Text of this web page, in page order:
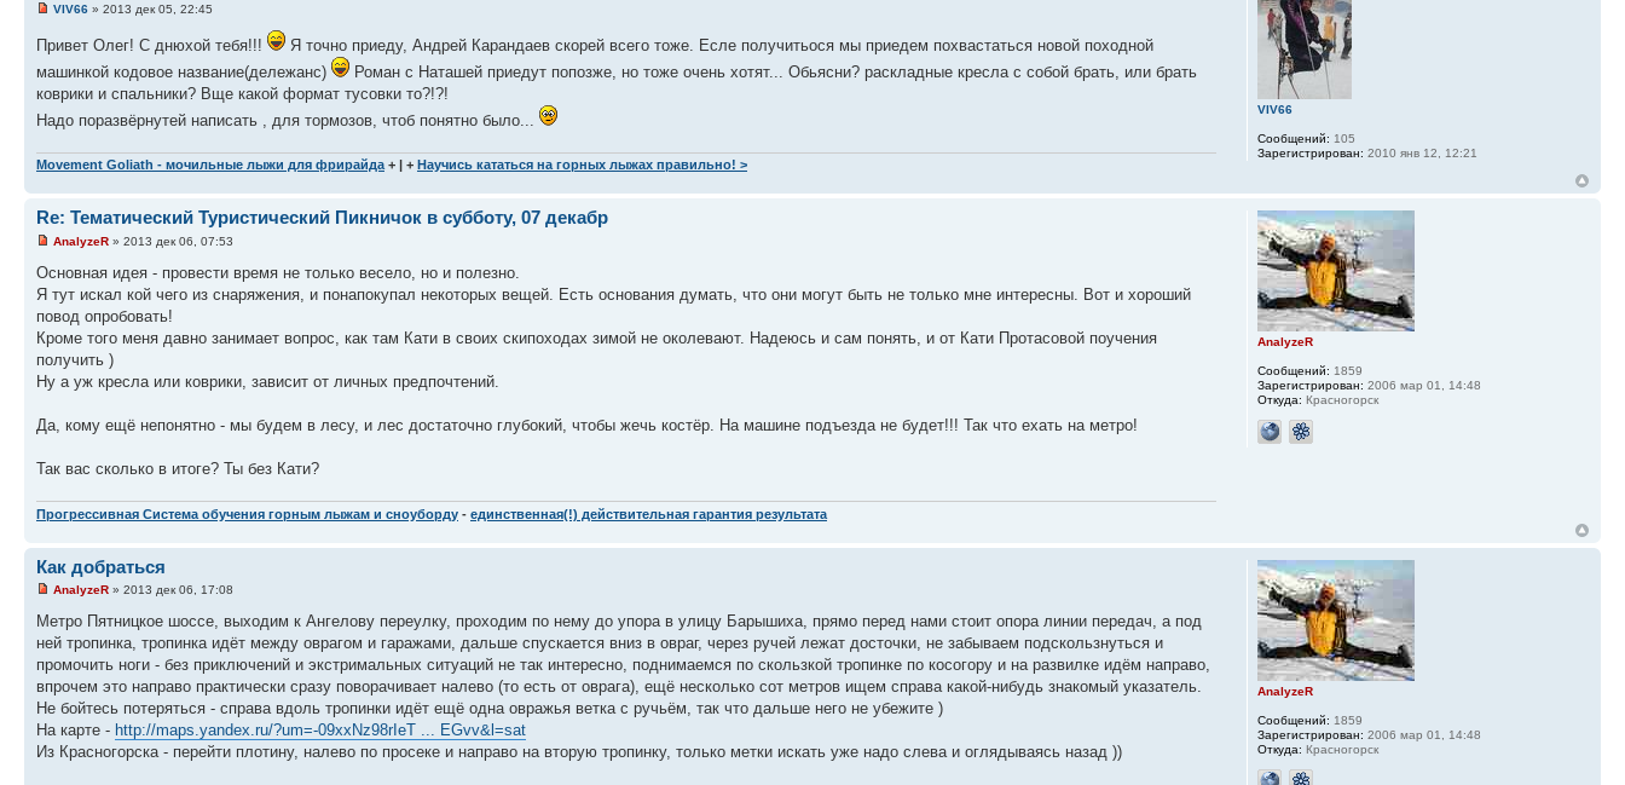
VIV66 » 2013 дек 05, 22:45
Привет Олег! С днюхой тебя!!!
Я точно приеду, Андрей Карандаев скорей всего тоже. Есле получитьося мы приедем похвастаться новой походной
машинкой кодовое название(дележанс)
Роман с Наташей приедут попозже, но тоже очень хотят... Обьясни? раскладные кресла с собой брать, или брать
коврики и спальники? Вще какой формат тусовки то?!?!
Надо поразвёрнутей написать , для тормозов, чтоб понятно было...
Movement Goliath - мочильные лыжи для фрирайда+ | + Научись кататься на горных лыжах правильно! >
VIV66
Сообщений: 105
Зарегистрирован: 2010 янв 12, 12:21
Re: Тематический Туристический Пикничок в субботу, 07 декабр
AnalyzeR » 2013 дек 06, 07:53
Основная идея - провести время не только весело, но и полезно.
Я тут искал кой чего из снаряжения, и понапокупал некоторых вещей. Есть основания думать, что они могут быть не только мне интересны. Вот и хороший
повод опробовать!
Кроме того меня давно занимает вопрос, как там Кати в своих скипоходах зимой не околевают. Надеюсь и сам понять, и от Кати Протасовой поучения
получить )
Ну а уж кресла или коврики, зависит от личных предпочтений.
Да, кому ещё непонятно - мы будем в лесу, и лес достаточно глубокий, чтобы жечь костёр. На машине подъезда не будет!!! Так что ехать на метро!
Так вас сколько в итоге? Ты без Кати?
Прогрессивная Система обучения горным лыжам и сноуборду - единственная(!) действительная гарантия результата
AnalyzeR
Сообщений: 1859
Зарегистрирован: 2006 мар 01, 14:48
Откуда: Красногорск
Как добраться
AnalyzeR » 2013 дек 06, 17:08
Метро Пятницкое шоссе, выходим к Ангелову переулку, проходим по нему до упора в улицу Барышиха, прямо перед нами стоит опора линии передач, а под
ней тропинка, тропинка идёт между оврагом и гаражами, дальше спускается вниз в овраг, через ручей лежат досточки, не забываем подскользнуться и
промочить ноги - без приключений и экстримальных ситуаций не так интересно, поднимаемся по скользкой тропинке по косогору и на развилке идём направо,
впрочем это направо практически сразу поворачивает налево (то есть от оврага), ещё несколько сот метров ищем справа какой-нибудь знакомый указатель.
Не бойтесь потеряться - справа вдоль тропинки идёт ещё одна овражья ветка с ручьём, так что дальше него не убежите )
На карте - http://maps.yandex.ru/?um=-09xxNz98rIeT ... EGvv&l=sat
Из Красногорска - перейти плотину, налево по просеке и направо на вторую тропинку, только метки искать уже надо слева и оглядываясь назад ))
AnalyzeR
Сообщений: 1859
Зарегистрирован: 2006 мар 01, 14:48
Откуда: Красногорск